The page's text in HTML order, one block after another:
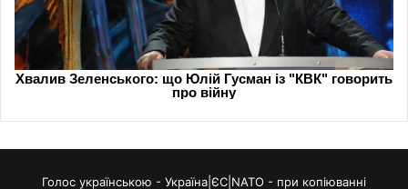
Голос українською - Україна|ЄС|NATO - при копіюванні